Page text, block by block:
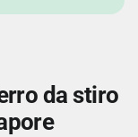
da stiro